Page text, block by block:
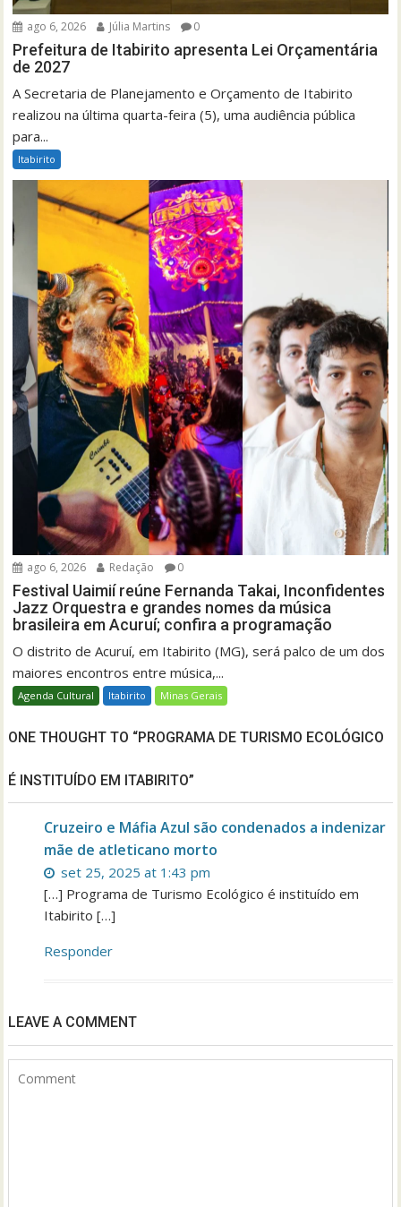
ago 6, 2026 Júlia Martins 0
Prefeitura de Itabirito apresenta Lei Orçamentária
de 2027
A Secretaria de Planejamento e Orçamento de Itabirito
realizou na última quarta-feira (5), uma audiência pública
para...
Itabirito
ago 6, 2026 Redação 0
Festival Uaimií reúne Fernanda Takai, Inconfidentes
Jazz Orquestra e grandes nomes da música
brasileira em Acuruí; confira a programação
O distrito de Acuruí, em Itabirito (MG), será palco de um dos
maiores encontros entre música,...
Agenda Cultural Itabirito Minas Gerais
ONE THOUGHT TO “PROGRAMA DE TURISMO ECOLÓGICO
É INSTITUÍDO EM ITABIRITO”
Cruzeiro e Máfia Azul são condenados a indenizar
mãe de atleticano morto
set 25, 2025 at 1:43 pm
[…] Programa de Turismo Ecológico é instituído em
Itabirito […]
Responder
LEAVE A COMMENT